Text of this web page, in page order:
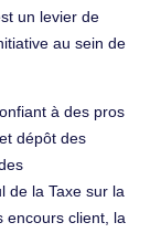
un levier de
au sein de
à des pros
dépôt des
de la Taxe sur la
encours client, la